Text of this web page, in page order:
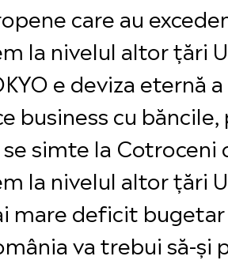
care au
la nivelul altor țări
e deviza eternă
business cu
simte la Cotroceni
la nivelul altor țări
mare deficit bugetar
va trebui să-și